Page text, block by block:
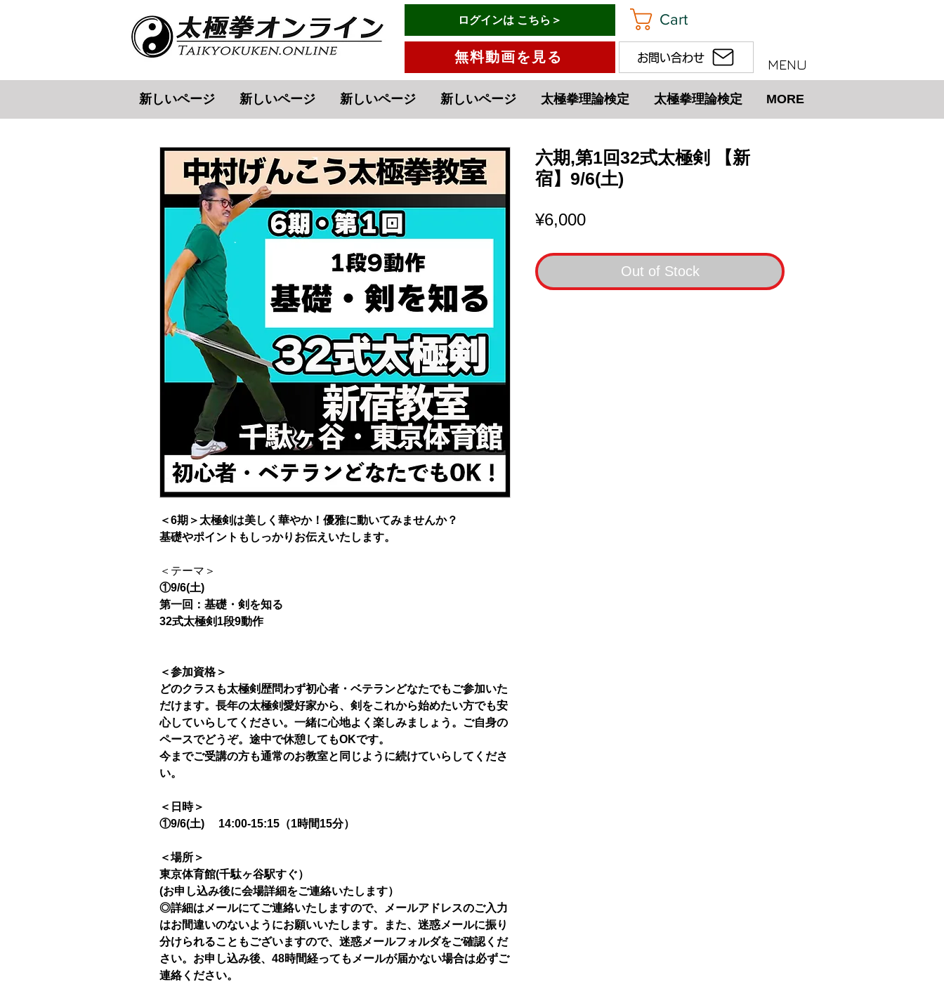
有料会員ログインはこちら→
ログインは こちら＞
無料動画を見る
Cart
お問い合わせ MENU
新しいページ 新しいページ 新しいページ 新しいページ 太極拳理論検定 太極拳理論検定 MORE
＜6期＞太極剣は美しく華やか！優雅に動いてみませんか？
基礎やポイントもしっかりお伝えいたします。
＜テーマ＞
①9/6(土)
第一回：基礎・剣を知る
32式太極剣1段9動作
＜参加資格＞
どのクラスも太極剣歴問わず初心者・ベテランどなたでもご参加いた
だけます。長年の太極剣愛好家から、剣をこれから始めたい方でも安
心していらしてください。一緒に心地よく楽しみましょう。ご自身の
ペースでどうぞ。途中で休憩してもOKです。
今までご受講の方も通常のお教室と同じように続けていらしてくださ
い。
＜日時＞
①9/6(土) 14:00-15:15（1時間15分）
＜場所＞
東京体育館(千駄ヶ谷駅すぐ）
(お申し込み後に会場詳細をご連絡いたします）
◎詳細はメールにてご連絡いたしますので、メールアドレスのご入力
はお間違いのないようにお願いいたします。また、迷惑メールに振り
分けられることもございますので、迷惑メールフォルダをご確認くだ
さい。お申し込み後、48時間経ってもメールが届かない場合は必ずご
連絡ください。
六期,第1回32式太極剣 【新
宿】9/6(土)
¥6,000Price
Out of Stock